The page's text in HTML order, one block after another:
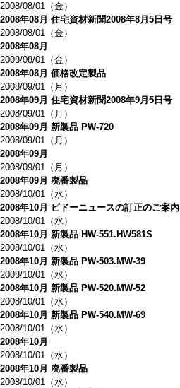
2008/08/01（金）
2008年08月 住宅資材新聞2008年8月5日号
2008/08/01（金）
2008年08月
2008/08/01（金）
2008年08月 価格改定製品
2008/09/01（月）
2008年09月 住宅資材新聞2008年9月5日号
2008/09/01（月）
2008年09月 新製品 PW-720
2008/09/01（月）
2008年09月
2008/09/01（月）
2008年09月 廃番製品
2008/10/01（水）
2008年10月 ビドーニュースの訂正のご案内
2008/10/01（水）
2008年10月 新製品 HW-551.HW581S
2008/10/01（水）
2008年10月 新製品 PW-503.MW-39
2008/10/01（水）
2008年10月 新製品 PW-520.MW-52
2008/10/01（水）
2008年10月 新製品 PW-540.MW-69
2008/10/01（水）
2008年10月
2008/10/01（水）
2008年10月 廃番製品
2008/10/01（水）